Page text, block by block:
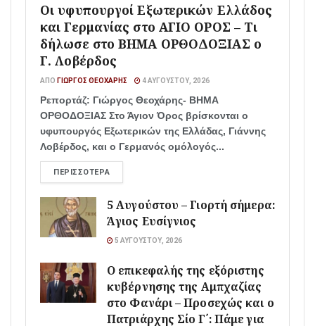
Οι υφυπουργοί Εξωτερικών Ελλάδος
και Γερμανίας στο ΑΓΙΟ ΟΡΟΣ – Τι
δήλωσε στο ΒΗΜΑ ΟΡΘΟΔΟΞΙΑΣ ο
Γ. Λοβέρδος
ΑΠΌ ΓΙΏΡΓΟΣ ΘΕΟΧΆΡΗΣ 4 ΑΥΓΟΎΣΤΟΥ, 2026
Ρεπορτάζ: Γιώργος Θεοχάρης- ΒΗΜΑ
ΟΡΘΟΔΟΞΙΑΣ Στο Άγιον Όρος βρίσκονται ο
υφυπουργός Εξωτερικών της Ελλάδας, Γιάννης
Λοβέρδος, και ο Γερμανός ομόλογός...
ΠΕΡΙΣΣΌΤΕΡΑ
5 Αυγούστου – Γιορτή σήμερα:
Άγιος Ευσίγνιος
5 ΑΥΓΟΎΣΤΟΥ, 2026
Ο επικεφαλής της εξόριστης
κυβέρνησης της Αμπχαζίας
στο Φανάρι – Προσεχώς και ο
Πατριάρχης Σίο Γ΄: Πάμε για